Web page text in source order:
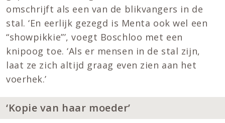
omschrijft als een van de blikvangers in de
stal. ‘En eerlijk gezegd is Menta ook wel een
“showpikkie”’, voegt Boschloo met een
knipoog toe. ‘Als er mensen in de stal zijn,
laat ze zich altijd graag even zien aan het
voerhek.’
‘Kopie van haar moeder’